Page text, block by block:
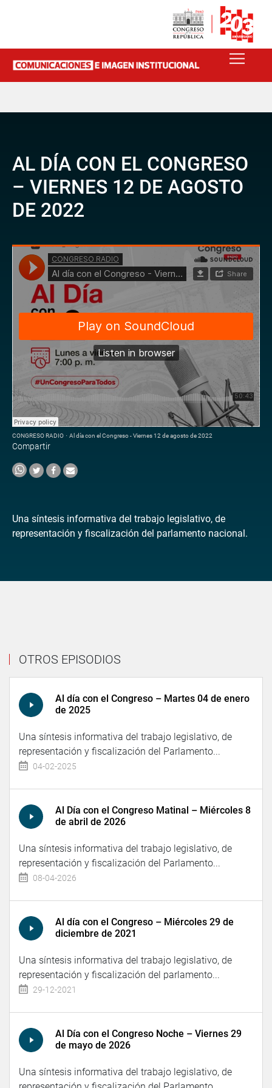
AL DÍA CON EL CONGRESO
– VIERNES 12 DE AGOSTO
DE 2022
CONGRESO RADIO · Al día con el Congreso - Viernes 12 de agosto de 2022
Compartir
Una síntesis informativa del trabajo legislativo, de
representación y fiscalización del parlamento nacional.
OTROS EPISODIOS
Al día con el Congreso – Martes 04 de enero
de 2025
Una síntesis informativa del trabajo legislativo, de
representación y fiscalización del Parlamento...
04-02-2025
Al Día con el Congreso Matinal – Miércoles 8
de abril de 2026
Una síntesis informativa del trabajo legislativo, de
representación y fiscalización del Parlamento...
08-04-2026
Al día con el Congreso – Miércoles 29 de
diciembre de 2021
Una síntesis informativa del trabajo legislativo, de
representación y fiscalización del parlamento...
29-12-2021
Al Día con el Congreso Noche – Viernes 29
de mayo de 2026
Una síntesis informativa del trabajo legislativo, de